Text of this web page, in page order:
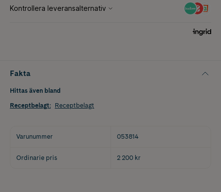
Fakta
Hittas även bland
Receptbelagt: Receptbelagt
Varunummer 053814
Ordinarie pris 2 200 kr